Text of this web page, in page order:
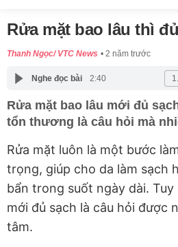
Rửa mặt bao lâu thì
Thanh Ngọc/ VTC News 2 năm trước
Nghe đọc bài 2:40
Rửa mặt bao lâu mới đủ
tổn thương là câu hỏi mà
Rửa mặt luôn là một bước
trọng, giúp cho da làm sạch
bẩn trong suốt ngày dài. Tuy
mới đủ sạch là câu hỏi được
tâm.